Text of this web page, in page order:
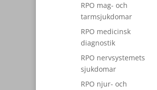
RPO mag- och
tarmsjukdomar
RPO medicinsk
diagnostik
RPO nervsystemets
sjukdomar
RPO njur- och